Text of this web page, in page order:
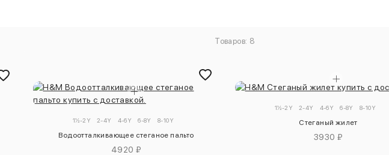
Товаров: 8
1½-2Y 2-4Y 4-6Y 6-8Y 8-10Y
Водоотталкивающее стеганое пальто
4920 ₽
1½-2Y 2-4Y 4-6Y 6-8Y 8-10Y
Стеганый жилет
3930 ₽